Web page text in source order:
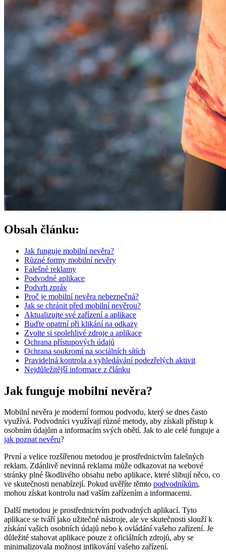
Obsah článku:
Jak funguje mobilní nevěra?
Různé formy mobilní nevěry
Falešné reklamy
Podvodné aplikace
Podvrh zpráv
Proč je mobilní nevěra nebezpečná?
Jak se chránit před mobilní nevěrou?
Aktualizujte své zařízení a aplikace
Buďte opatrní při klikání na odkazy
Zvolte si spolehlivé zdroje a aplikace
Ochrana přístupových údajů
Ochrana soukromí na sociálních sítích
Pravidelná kontrola a vyhledávání podezřelých aktivit
Nejdůležitější informace z článku
Jak funguje mobilní nevěra?
Mobilní nevěra je moderní formou podvodu, který se dnes často
využívá. Podvodníci využívají různé metody, aby získali přístup k
osobním údajům a informacím svých obětí. Jak to ale celé funguje a
jak poznat nevěru?
První a velice rozšířenou metodou je prostřednictvím falešných
reklam. Zdánlivě nevinná reklama může odkazovat na webové
stránky plné škodlivého obsahu nebo aplikace, které slibují něco, co
ve skutečnosti nenabízejí. Pokud uvěříte těmto podvodníkům,
mohou získat kontrolu nad vaším zařízením a informacemi.
Další metodou je prostřednictvím podvodných aplikací. Tyto
aplikace se tváří jako užitečné nástroje, ale ve skutečnosti slouží k
získání vašich osobních údajů nebo k ovládání vašeho zařízení. Je
důležité stahovat aplikace pouze z oficiálních zdrojů, aby se
minimalizovala možnost infikování vašeho zařízení.